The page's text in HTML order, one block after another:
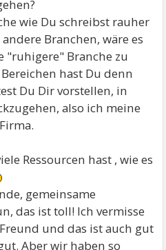
wie Du schreibst rauher
Branchen, wäre es
"ruhigere" Branche zu
hast Du denn
Du Dir vorstellen, in
also ich meine
Ressourcen hast , wie es
gemeinsame
das ist toll! Ich vermisse
und das ist auch gut
Aber wir haben so